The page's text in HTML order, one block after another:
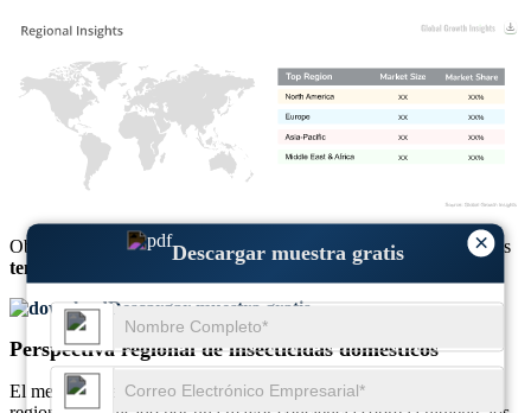
×
Descargar muestra gratis
XX%
XX
XX%
XX
XX%
XX
XX%
XX
Obtenga información completa sobre eltamaño del mercado y las
tendencias de crecimiento
Descargar muestra gratis
Perspectiva regional de insecticidas domésticos
El mercado de insecticidas domésticos está creciendo en múltiples